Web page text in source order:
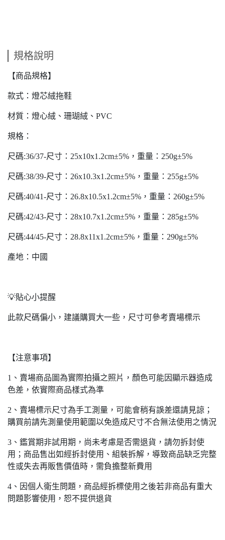
規格說明
【商品規格】
款式：燈芯絨拖鞋
材質：燈心絨、珊瑚絨、PVC
規格：
尺碼:36/37-尺寸：25x10x1.2cm±5%，重量：250g±5%
尺碼:38/39-尺寸：26x10.3x1.2cm±5%，重量：255g±5%
尺碼:40/41-尺寸：26.8x10.5x1.2cm±5%，重量：260g±5%
尺碼:42/43-尺寸：28x10.7x1.2cm±5%，重量：285g±5%
尺碼:44/45-尺寸：28.8x11x1.2cm±5%，重量：290g±5%
產地：中國
💡貼心小提醒
此款尺碼偏小，建議購買大一些，尺寸可參考賣場標示
【注意事項】
1、賣場商品圖為實際拍攝之照片，顏色可能因顯示器造成
色差，依實際商品樣式為準
2、賣場標示尺寸為手工測量，可能會稍有誤差還請見諒；
購買前請先測量使用範圍以免造成尺寸不合無法使用之情況
3、鑑賞期非試用期，尚未考慮是否需退貨，請勿拆封使
用；商品售出如經拆封使用、組裝拆解，導致商品缺乏完整
性或失去再販售價值時，需負擔整新費用
4、因個人衛生問題，商品經拆標使用之後若非商品有重大
問題影響使用，恕不提供退貨